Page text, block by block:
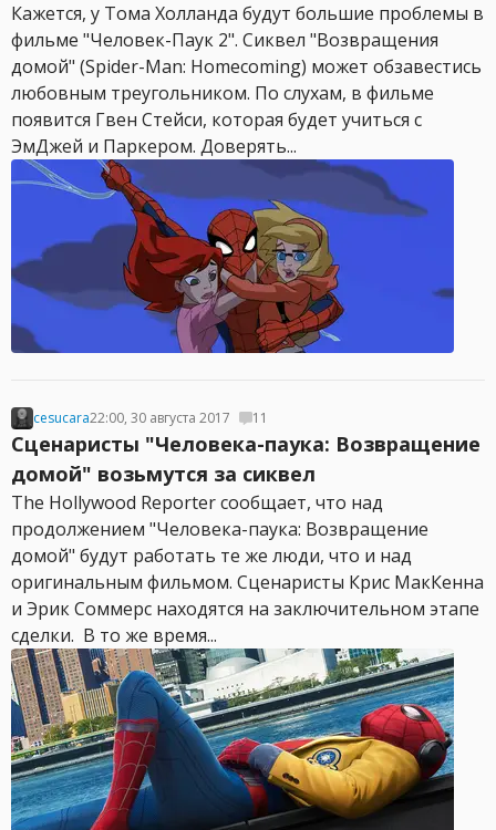
Кажется, у Тома Холланда будут большие проблемы в
фильме "Человек-Паук 2". Сиквел "Возвращения
домой" (Spider-Man: Homecoming) может обзавестись
любовным треугольником. По слухам, в фильме
появится Гвен Стейси, которая будет учиться с
ЭмДжей и Паркером. Доверять...
cesucara22:00, 30 августа 2017 11
Сценаристы "Человека-паука: Возвращение
домой" возьмутся за сиквел
The Hollywood Reporter сообщает, что над
продолжением "Человека-паука: Возвращение
домой" будут работать те же люди, что и над
оригинальным фильмом. Сценаристы Крис МакКенна
и Эрик Соммерс находятся на заключительном этапе
сделки. В то же время...